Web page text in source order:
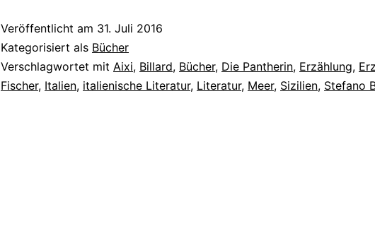
Veröffentlicht am 31. Juli 2016
Kategorisiert als Bücher
Verschlagwortet mit Aixi, Billard, Bücher, Die Pantherin, Erzählung,
Fischer, Italien, italienische Literatur, Literatur, Meer, Sizilien, Stefano